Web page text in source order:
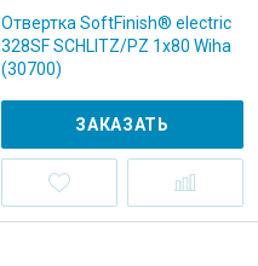
Отвертка SoftFinish® electric
328SF SCHLITZ/PZ 1x80 Wiha
(30700)
ЗАКАЗАТЬ